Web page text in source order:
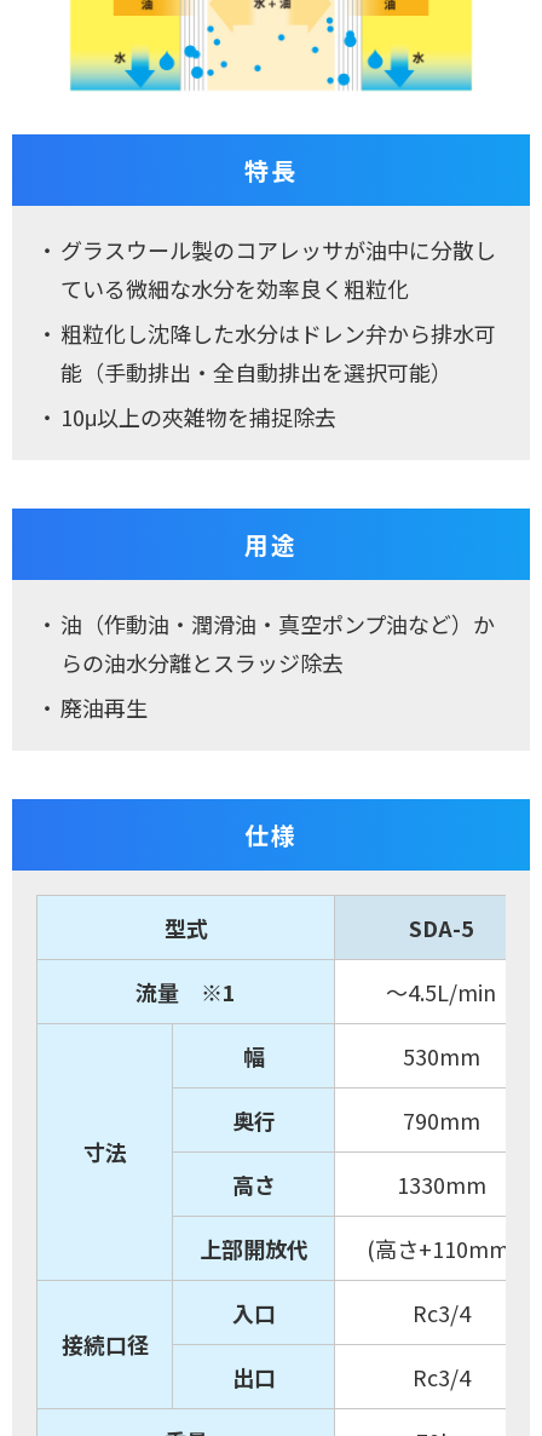
特長
グラスウール製のコアレッサが油中に分散し
ている微細な水分を効率良く粗粒化
粗粒化し沈降した水分はドレン弁から排水可
能（手動排出・全自動排出を選択可能）
10μ以上の夾雑物を捕捉除去
用途
油（作動油・潤滑油・真空ポンプ油など）か
らの油水分離とスラッジ除去
廃油再生
仕様
型式 SDA-5
流量 ※1 ～4.5L/min
寸法
幅 530mm
奥行 790mm
高さ 1330mm
上部開放代 (高さ+110mm)
接続口径
入口 Rc3/4
出口 Rc3/4